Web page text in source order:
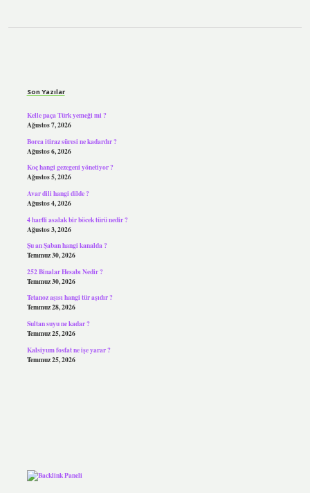
Son Yazılar
Kelle paça Türk yemeği mi ?
Ağustos 7, 2026
Borca itiraz süresi ne kadardır ?
Ağustos 6, 2026
Koç hangi gezegeni yönetiyor ?
Ağustos 5, 2026
Avar dili hangi dilde ?
Ağustos 4, 2026
4 harfli asalak bir böcek türü nedir ?
Ağustos 3, 2026
Şu an Şaban hangi kanalda ?
Temmuz 30, 2026
252 Binalar Hesabı Nedir ?
Temmuz 30, 2026
Tetanoz aşısı hangi tür aşıdır ?
Temmuz 28, 2026
Sultan suyu ne kadar ?
Temmuz 25, 2026
Kalsiyum fosfat ne işe yarar ?
Temmuz 25, 2026